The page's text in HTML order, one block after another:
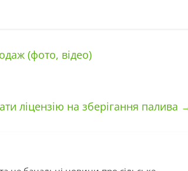
(фото, відео)
ліцензію на зберігання палива